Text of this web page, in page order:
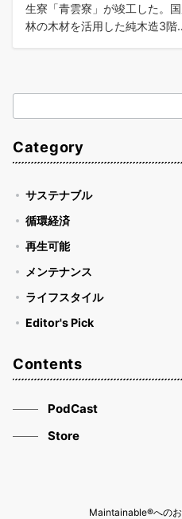
生寮「青雲寮」が竣工した。
林の木材を活用した純木造3階
索
Category
サステナブル
循環経済
再生可能
メンテナンス
ライフスタイル
Editor's Pick
Contents
PodCast
Store
Maintainable®への